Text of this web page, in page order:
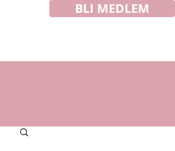
BLI MEDLEM